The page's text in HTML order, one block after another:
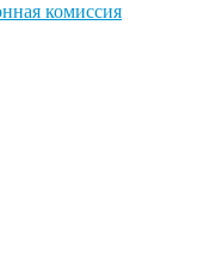
комиссия